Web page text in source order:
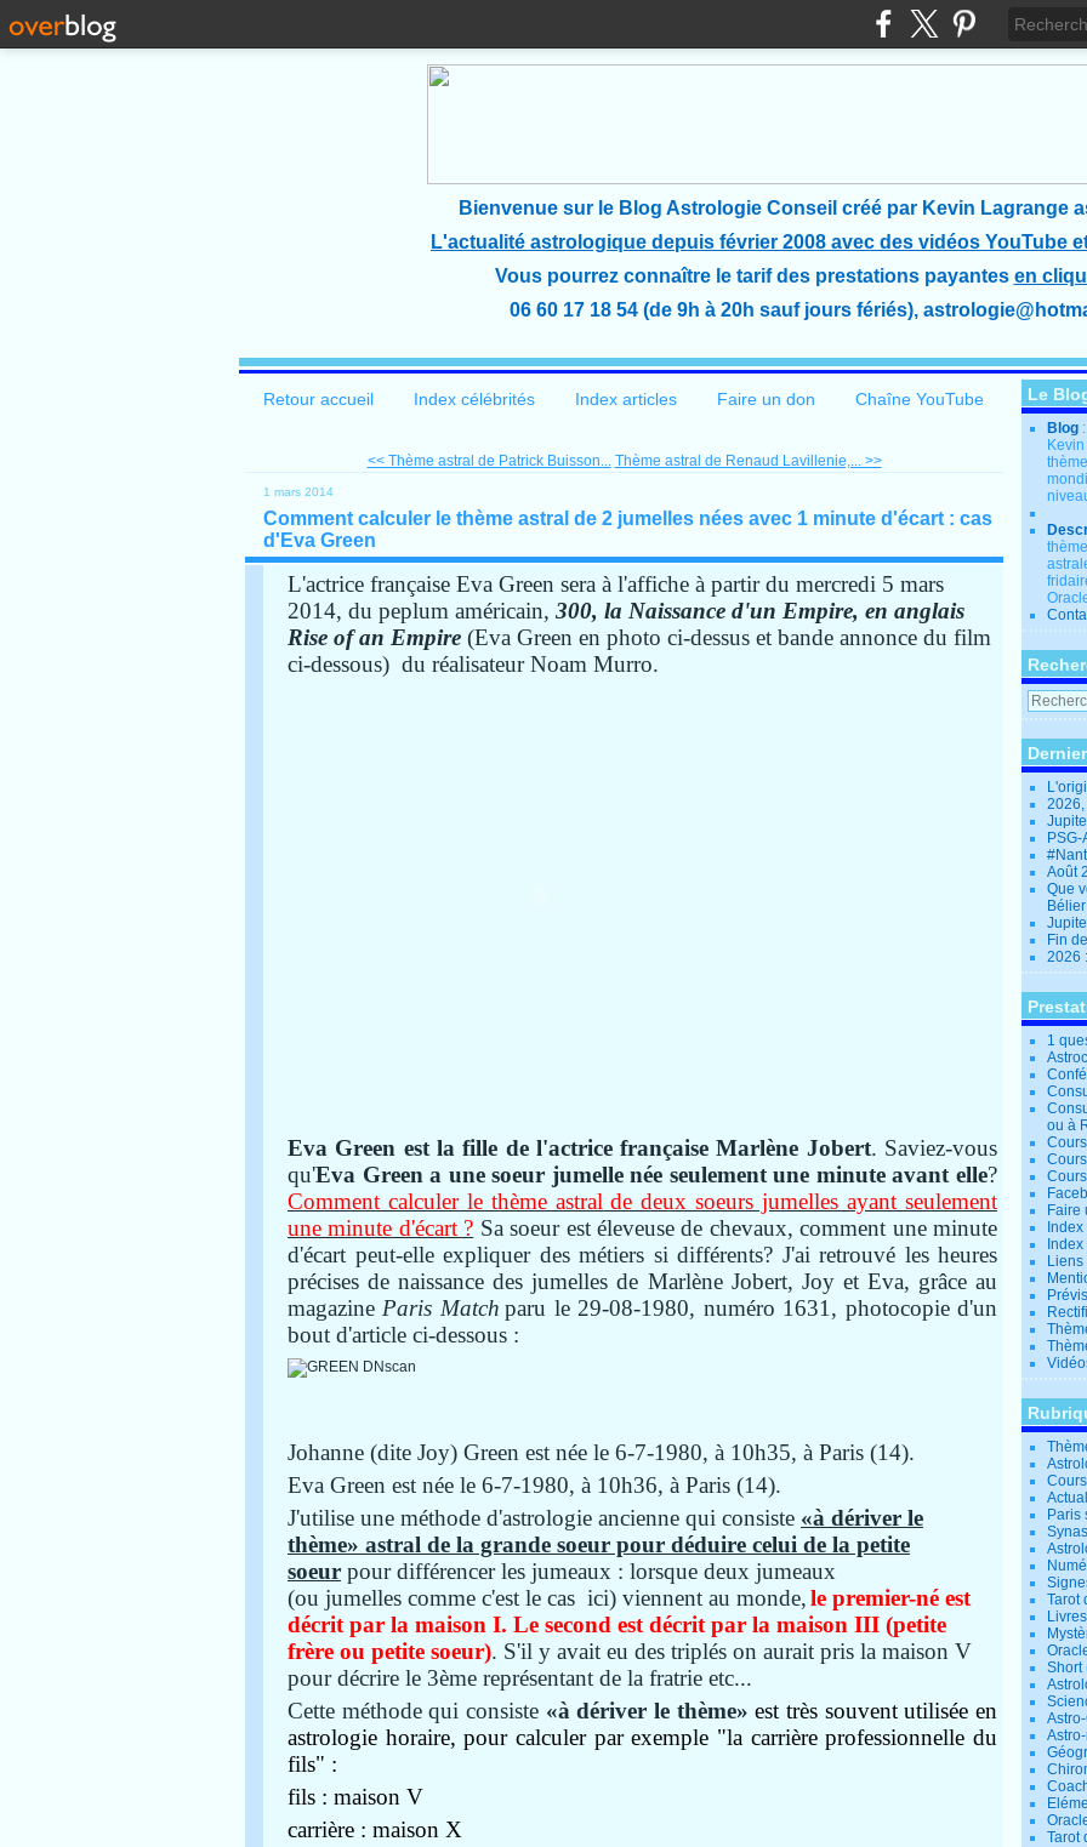
Bienvenue sur le Blog Astrologie Conseil créé par Kevin Lagrange
L'actualité astrologique depuis février 2008 avec des vidéos YouTube
Vous pourrez connaître le tarif des prestations payantes en
06 60 17 18 54 (de 9h à 20h sauf jours fériés),
Retour accueil Index célébrités Index articles Faire un don Chaîne YouTube
<< Thème astral de Patrick Buisson... Thème astral de Renaud Lavillenie,... >>
1 mars 2014
Comment calculer le thème astral de 2 jumelles nées avec 1 minute d'écart : cas
d'Eva Green
L'actrice française Eva Green sera à l'affiche à partir du mercredi 5 mars
2014, du peplum américain, 300, la Naissance d'un Empire, en anglais
Rise of an Empire (Eva Green en photo ci-dessus et bande annonce du film
ci-dessous) du réalisateur Noam Murro.
Eva Green est la fille de l'actrice française Marlène Jobert. Saviez-vous
qu'Eva Green a une soeur jumelle née seulement une minute avant elle?
Comment calculer le thème astral de deux soeurs jumelles ayant seulement
une minute d'écart ? Sa soeur est éleveuse de chevaux, comment une minute
d'écart peut-elle expliquer des métiers si différents? J'ai retrouvé les heures
précises de naissance des jumelles de Marlène Jobert, Joy et Eva, grâce au
magazine Paris Match paru le 29-08-1980, numéro 1631, photocopie d'un
bout d'article ci-dessous :
Johanne (dite Joy) Green est née le 6-7-1980, à 10h35, à Paris (14).
Eva Green est née le 6-7-1980, à 10h36, à Paris (14).
J'utilise une méthode d'astrologie ancienne qui consiste «à dériver le
thème» astral de la grande soeur pour déduire celui de la petite
soeur pour différencer les jumeaux : lorsque deux jumeaux
(ou jumelles comme c'est le cas ici) viennent au monde,le premier-né est
décrit par la maison I. Le second est décrit par la maison III (petite
frère ou petite soeur). S'il y avait eu des triplés on aurait pris la maison V
pour décrire le 3ème représentant de la fratrie etc...
Cette méthode qui consiste «à dériver le thème» est très souvent utilisée en
astrologie horaire, pour calculer par exemple "la carrière professionnelle du
fils" :
fils : maison V
carrière : maison X
Le
Blog
Août
Que
Fin
2026
1
ou à
Faire
Liens
Paris
Tarot
Short
Tarot